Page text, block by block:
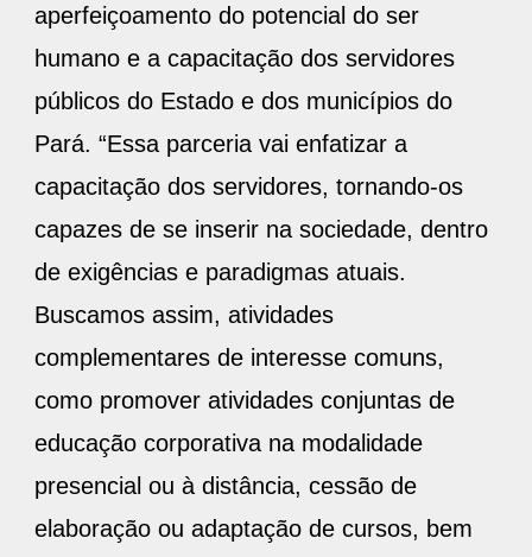
aperfeiçoamento do potencial do ser
humano e a capacitação dos servidores
públicos do Estado e dos municípios do
Pará. “Essa parceria vai enfatizar a
capacitação dos servidores, tornando-os
capazes de se inserir na sociedade, dentro
de exigências e paradigmas atuais.
Buscamos assim, atividades
complementares de interesse comuns,
como promover atividades conjuntas de
educação corporativa na modalidade
presencial ou à distância, cessão de
elaboração ou adaptação de cursos, bem